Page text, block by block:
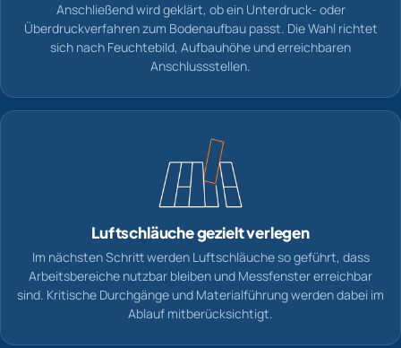
Anschließend wird geklärt, ob ein Unterdruck- oder
Überdruckverfahren zum Bodenaufbau passt. Die Wahl richtet
sich nach Feuchtebild, Aufbauhöhe und erreichbaren
Anschlussstellen.
Luftschläuche gezielt verlegen
Im nächsten Schritt werden Luftschläuche so geführt, dass
Arbeitsbereiche nutzbar bleiben und Messfenster erreichbar
sind. Kritische Durchgänge und Materialführung werden dabei im
Ablauf mitberücksichtigt.